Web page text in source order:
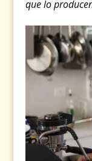
que lo